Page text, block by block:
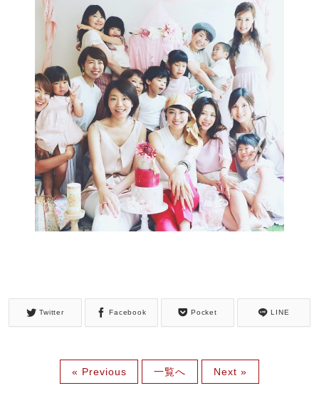
Twitter Facebook Pocket LINE
« Previous 一覧へ Next »